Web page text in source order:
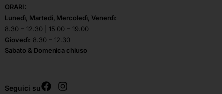
ORARI:
Lunedì, Martedì, Mercoledì, Venerdì:
8.30 – 12.30 | 15.00 – 19.00
Giovedì: 8.30 – 12.30
Sabato & Domenica chiuso
Seguici su